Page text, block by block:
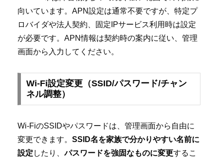
向いています。APN設定は通常不要ですが、特定プ
ロバイダや法人契約、固定IPサービス利用時は設定
が必要です。APN情報は契約時の案内に従い、管理
画面から入力してください。
Wi-Fi設定変更（SSID/パスワード/チャン
ネル調整）
Wi-FiのSSIDやパスワードは、管理画面から自由に
変更できます。 SSID名を家族で分かりやすい名前に
設定 したり、パスワードを強固なものに変更するこ